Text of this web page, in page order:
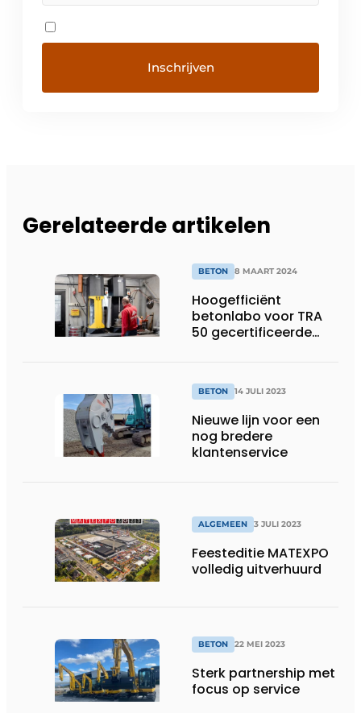
Gerelateerde artikelen
BETON 8 MAART 2024
Hoogefficiënt
betonlabo voor TRA
50 gecertificeerde
BETON 14 JULI 2023
Nieuwe lijn voor een
nog bredere
klantenservice
ALGEMEEN 3 JULI 2023
Feesteditie MATEXPO
volledig uitverhuurd
BETON 22 MEI 2023
Sterk partnership met
focus op service